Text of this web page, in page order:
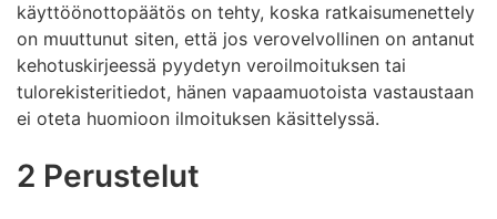
käyttöönottopäätös on tehty, koska ratkaisumenettely
on muuttunut siten, että jos verovelvollinen on antanut
kehotuskirjeessä pyydetyn veroilmoituksen tai
tulorekisteritiedot, hänen vapaamuotoista vastaustaan
ei oteta huomioon ilmoituksen käsittelyssä.
2 Perustelut